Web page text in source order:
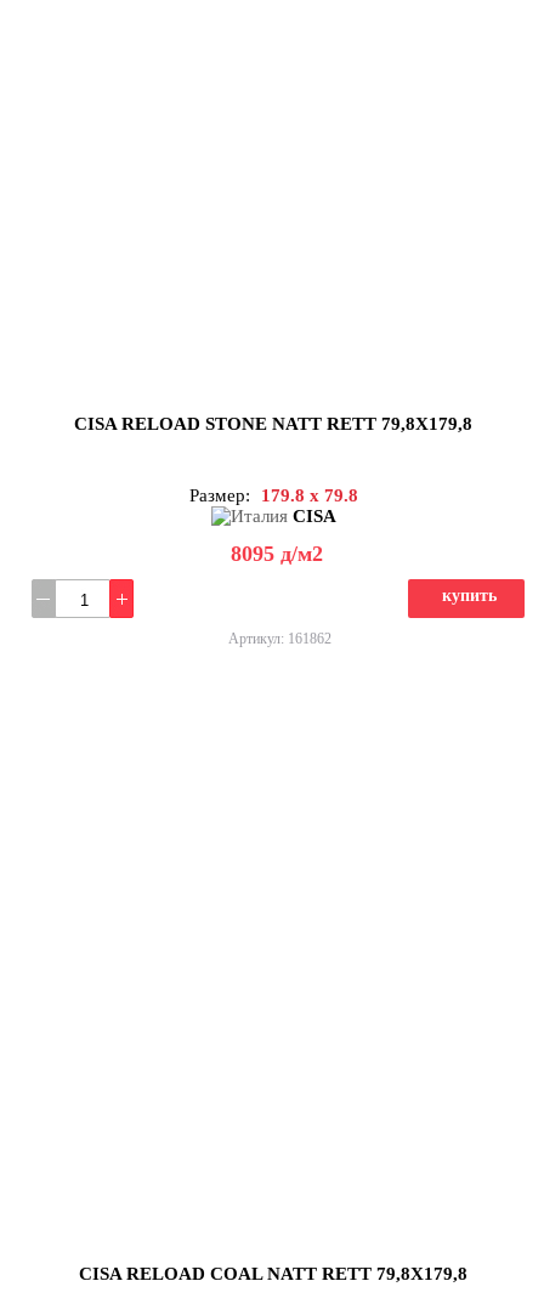
CISA RELOAD STONE NATT RETT 79,8X179,8
Размер:
179.8 x 79.8
CISA
8095 д/м2
купить
Артикул: 161862
CISA RELOAD COAL NATT RETT 79,8X179,8